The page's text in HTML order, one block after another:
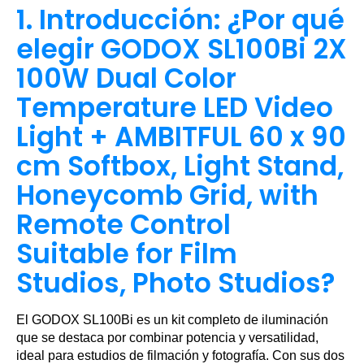
1. Introducción: ¿Por qué
elegir GODOX SL100Bi 2X
100W Dual Color
Temperature LED Video
Light + AMBITFUL 60 x 90
cm Softbox, Light Stand,
Honeycomb Grid, with
Remote Control
Suitable for Film
Studios, Photo Studios?
El GODOX SL100Bi es un kit completo de iluminación
que se destaca por combinar potencia y versatilidad,
ideal para estudios de filmación y fotografía. Con sus dos